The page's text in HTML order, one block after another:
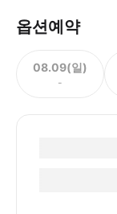
옵션예약
08.09(일)
-